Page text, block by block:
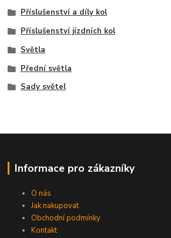
Příslušenství a díly kol
Příslušenství jízdních kol
Světla
Přední světla
Sady světel
Informace pro zákazníky
O nás
Jak nakupovat
Obchodní podmínky
Kontakt